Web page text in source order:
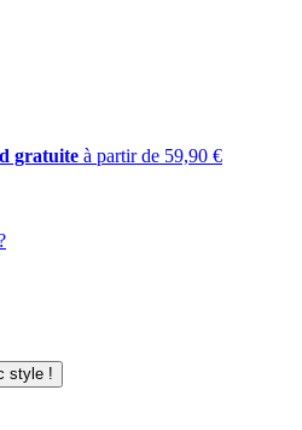
gratuite à partir de 59,90 €